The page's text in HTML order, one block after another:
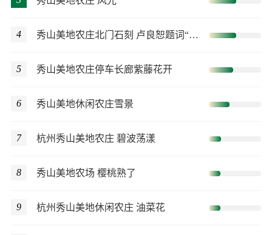
4 秀山美地农庄北门石刻 卢良恕题词“秀山美地”
5 秀山美地农庄停车长廊紫藤花开
6 秀山美地休闲农庄雪景
7 杭州秀山美地农庄 碧波荡漾
8 秀山美地农场 樱桃熟了
9 杭州秀山美地休闲农庄 油菜花